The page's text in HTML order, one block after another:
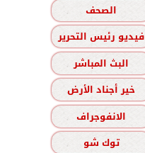
الصحف
فيديو رئيس التحرير
البث المباشر
خير أجناد الأرض
الانفوجراف
توك شو